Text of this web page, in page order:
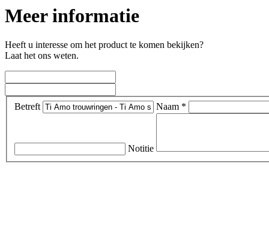
Meer informatie
Heeft u interesse om het product te komen bekijken?
Laat het ons weten.
Betreft Naam *
Notitie